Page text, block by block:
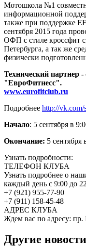
Мотошкола №1
информационной
также при поддержке
сентября 2015 года
ОФП с стиле кроссфит
Петербурга, а так же
физически
Технический партнер -
"ЕвроФитнесс".
www.eurofitclub.ru
Подробнее http://
Начало: 5 сентября в
Окончание: 5 сентября
Узнать подробности:
ТЕЛЕФОН КЛУБА
Узнать подробнее о
каждый день с 9:00 до
+7 (921) 955-77-90
+7 (911) 158-45-48
АДРЕС КЛУБА
Ждем вас по адресу: пр.
Другие новости